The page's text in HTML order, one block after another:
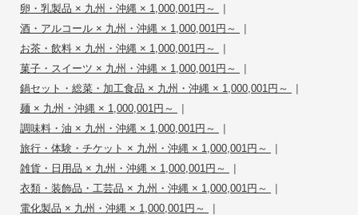
卵・乳製品 × 九州・沖縄 × 1,000,001円～ |
酒・アルコール × 九州・沖縄 × 1,000,001円～ |
お茶・飲料 × 九州・沖縄 × 1,000,001円～ |
菓子・スイーツ × 九州・沖縄 × 1,000,001円～ |
鍋セット・総菜・加工食品 × 九州・沖縄 × 1,000,001円～ |
麺 × 九州・沖縄 × 1,000,001円～ |
調味料・油 × 九州・沖縄 × 1,000,001円～ |
旅行・体験・チケット × 九州・沖縄 × 1,000,001円～ |
雑貨・日用品 × 九州・沖縄 × 1,000,001円～ |
衣類・装飾品・工芸品 × 九州・沖縄 × 1,000,001円～ |
電化製品 × 九州・沖縄 × 1,000,001円～ |